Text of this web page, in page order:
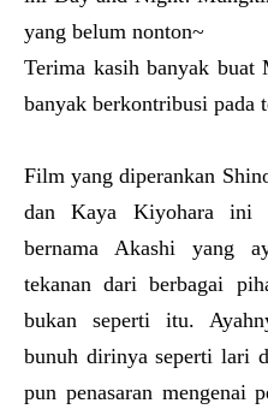
yang belum nonton~
Terima kasih banyak buat
banyak berkontribusi
Film yang diperankan
dan Kaya Kiyohara ini
bernama Akashi yang
tekanan dari berbagai
bukan seperti itu.
bunuh dirinya seperti lari
pun penasaran mengenai